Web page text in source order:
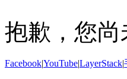
抱歉，您
Facebook|YouTube|LayerStack|